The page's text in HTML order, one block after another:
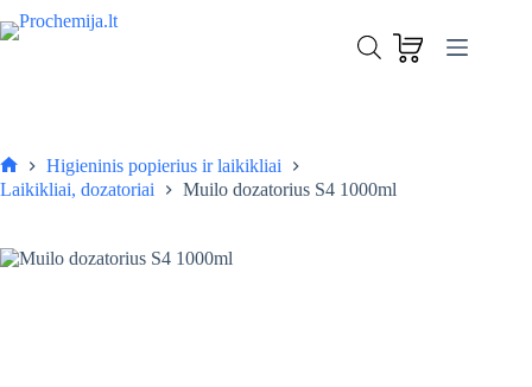
to
Pagrindinis
Higieninis popierius ir laikikliai
Laikikliai, dozatoriai
Muilo dozatorius S4 1000ml